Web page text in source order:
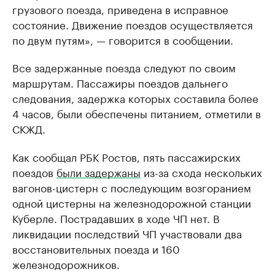
грузового поезда, приведена в исправное
состояние. Движение поездов осуществляется
по двум путям», — говорится в сообщении.
Все задержанные поезда следуют по своим
маршрутам. Пассажиры поездов дальнего
следования, задержка которых составила более
4 часов, были обеспечены питанием, отметили в
СКЖД.
Как сообщал РБК Ростов, пять пассажирских
поездов были задержаны из-за схода нескольких
вагонов-цистерн с последующим возгоранием
одной цистерны на железнодорожной станции
Куберле. Пострадавших в ходе ЧП нет. В
ликвидации последствий ЧП участвовали два
восстановительных поезда и 160
железнодорожников.